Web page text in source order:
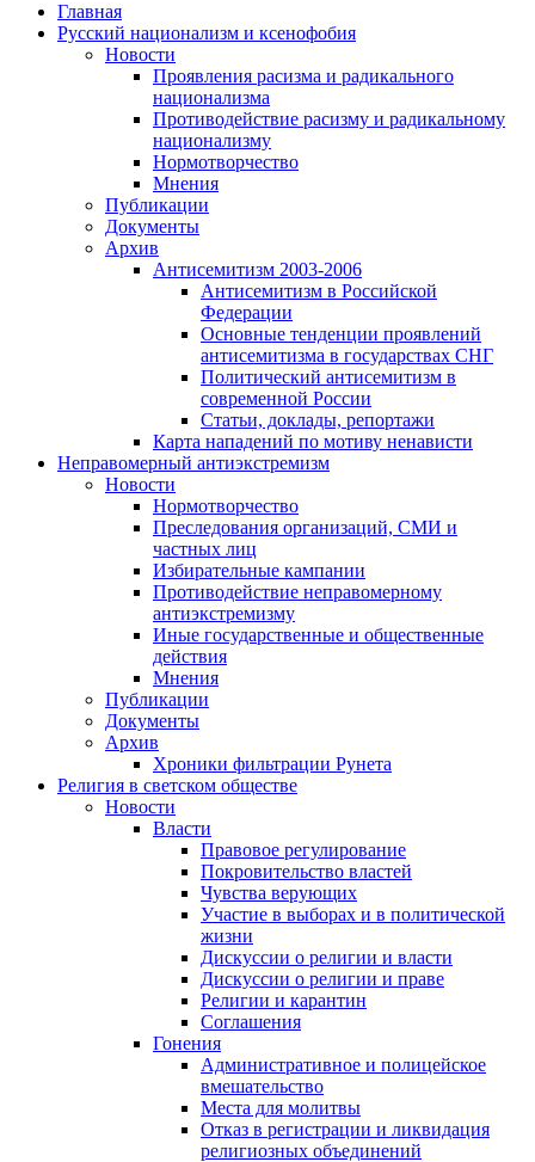
Главная
Русский национализм и ксенофобия
Новости
Проявления расизма и радикального
национализма
Противодействие расизму и радикальному
национализму
Нормотворчество
Мнения
Публикации
Документы
Архив
Антисемитизм 2003-2006
Антисемитизм в Российской
Федерации
Основные тенденции проявлений
антисемитизма в государствах СНГ
Политический антисемитизм в
современной России
Статьи, доклады, репортажи
Карта нападений по мотиву ненависти
Неправомерный антиэкстремизм
Новости
Нормотворчество
Преследования организаций, СМИ и
частных лиц
Избирательные кампании
Противодействие неправомерному
антиэкстремизму
Иные государственные и общественные
действия
Мнения
Публикации
Документы
Архив
Хроники фильтрации Рунета
Религия в светском обществе
Новости
Власти
Правовое регулирование
Покровительство властей
Чувства верующих
Участие в выборах и в политической
жизни
Дискуссии о религии и власти
Дискуссии о религии и праве
Религии и карантин
Соглашения
Гонения
Административное и полицейское
вмешательство
Места для молитвы
Отказ в регистрации и ликвидация
религиозных объединений